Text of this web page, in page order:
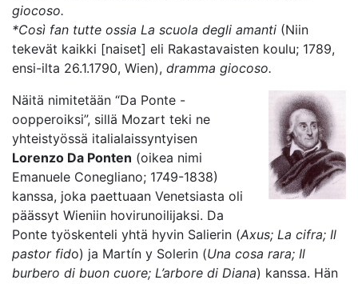
giocoso.
*Così fan tutte ossia La scuola degli amanti (Niin
tekevät kaikki [naiset] eli Rakastavaisten koulu; 1789,
ensi-ilta 26.1.1790, Wien), dramma giocoso.
Näitä nimitetään “Da Ponte -
oopperoiksi”, sillä Mozart teki ne
yhteistyössä italialaissyntyisen
Lorenzo Da Ponten (oikea nimi
Emanuele Conegliano; 1749-1838)
kanssa, joka paettuaan Venetsiasta oli
päässyt Wieniin hovirunoilijaksi. Da
Ponte työskenteli yhtä hyvin Salierin (Axus; La cifra; Il
pastor fido) ja Martín y Solerin (Una cosa rara; Il
burbero di buon cuore; L’arbore di Diana) kanssa. Hän